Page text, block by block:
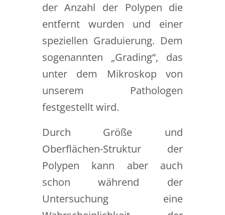
der Anzahl der Polypen die
entfernt wurden und einer
speziellen Graduierung. Dem
sogenannten „Grading“, das
unter dem Mikroskop von
unserem Pathologen
festgestellt wird.
Durch Größe und
Oberflächen-Struktur der
Polypen kann aber auch
schon während der
Untersuchung eine